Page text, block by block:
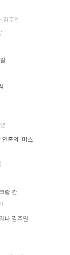
김주연
출의 ‘미스
람 칸
나 김주원